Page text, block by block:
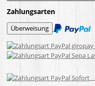
Zahlungsarten